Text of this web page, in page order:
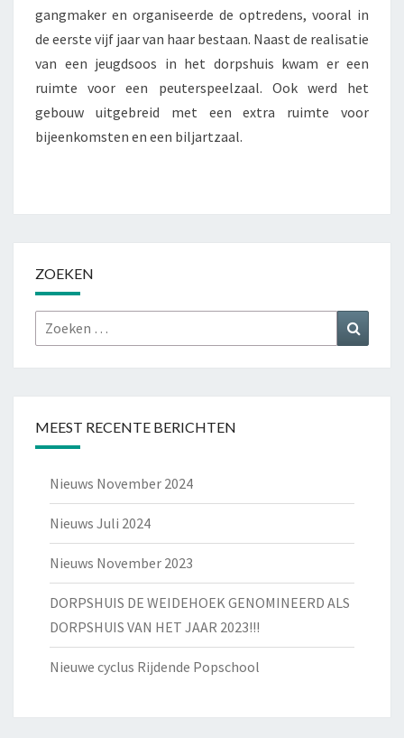
gangmaker en organiseerde de optredens, vooral in
de eerste vijf jaar van haar bestaan. Naast de realisatie
van een jeugdsoos in het dorpshuis kwam er een
ruimte voor een peuterspeelzaal. Ook werd het
gebouw uitgebreid met een extra ruimte voor
bijeenkomsten en een biljartzaal.
ZOEKEN
Zoeken
naar:
MEEST RECENTE BERICHTEN
Nieuws November 2024
Nieuws Juli 2024
Nieuws November 2023
DORPSHUIS DE WEIDEHOEK GENOMINEERD ALS
DORPSHUIS VAN HET JAAR 2023!!!
Nieuwe cyclus Rijdende Popschool